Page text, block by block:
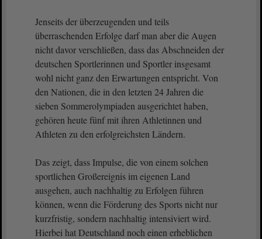
Jenseits der überzeugenden und teils
überraschenden Erfolge darf man aber die Augen
nicht davor verschließen, dass das Abschneiden der
deutschen Sportlerinnen und Sportler insgesamt
wohl nicht ganz den Erwartungen entspricht. Von
den Nationen, die in den letzten 24 Jahren die
sieben Sommerolympiaden ausgerichtet haben,
gehören heute fünf mit ihren Athletinnen und
Athleten zu den erfolgreichsten Ländern.
Das zeigt, dass Impulse, die von einem solchen
sportlichen Großereignis im eigenen Land
ausgehen, auch nachhaltig zu Erfolgen führen
können, wenn die Förderung des Sports nicht nur
kurzfristig, sondern nachhaltig intensiviert wird.
Hierbei hat Deutschland noch einen erheblichen